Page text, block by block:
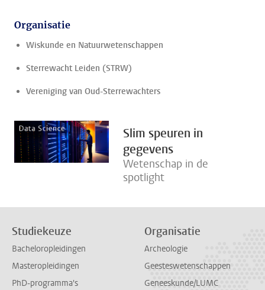
Organisatie
Wiskunde en Natuurwetenschappen
Sterrewacht Leiden (STRW)
Vereniging van Oud-Sterrewachters
Slim speuren in
gegevens
Wetenschap in de
spotlight
Studiekeuze
Bacheloropleidingen
Masteropleidingen
PhD-programma's
Organisatie
Archeologie
Geesteswetenschappen
Geneeskunde/LUMC